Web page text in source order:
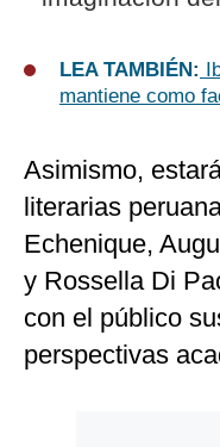
LEA TAMBIÉN:
mantiene como
Asimismo,
literarias
Echenique,
y Rossella Di
con el público
perspectivas